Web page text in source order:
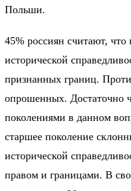
Польши.
45% россиян считают, что
исторической
признанных границ.
опрошенных. Достаточно
поколениями в данном
старшее поколение
исторической
правом и границами. В